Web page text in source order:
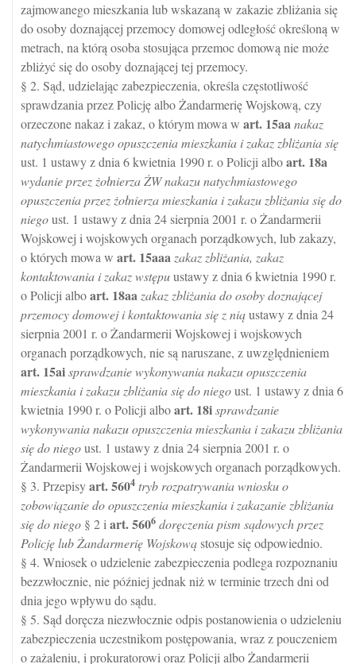
zajmowanego mieszkania lub wskazaną w zakazie zbliżania się
do osoby doznającej przemocy domowej odległość określoną w
metrach, na którą osoba stosująca przemoc domową nie może
zbliżyć się do osoby doznającej tej przemocy.
§ 2. Sąd, udzielając zabezpieczenia, określa częstotliwość
sprawdzania przez Policję albo Żandarmerię Wojskową, czy
orzeczone nakaz i zakaz, o którym mowa w art. 15aanakaz
natychmiastowego opuszczenia mieszkania i zakaz zbliżania się
ust. 1 ustawy z dnia 6 kwietnia 1990 r. o Policji alboart. 18a
wydanie przez żołnierza ŻW nakazu natychmiastowego
opuszczenia przez żołnierza mieszkania i zakazu zbliżania się do
niegoust. 1 ustawy z dnia 24 sierpnia 2001 r. o Żandarmerii
Wojskowej i wojskowych organach porządkowych, lub zakazy,
o których mowa w art. 15aaa zakaz zbliżania, zakaz
kontaktowania i zakaz wstępuustawy z dnia 6 kwietnia 1990 r.
o Policji alboart. 18aa zakaz zbliżania do osoby doznającej
przemocy domowej i kontaktowania się z niąustawy z dnia 24
sierpnia 2001 r. o Żandarmerii Wojskowej i wojskowych
organach porządkowych, nie są naruszane, z uwzględnieniem
art. 15aisprawdzanie wykonywania nakazu opuszczenia
mieszkania i zakazu zbliżania się do niegoust. 1 ustawy z dnia 6
kwietnia 1990 r. o Policji alboart. 18isprawdzanie
wykonywania nakazu opuszczenia mieszkania i zakazu zbliżania
się do niegoust. 1 ustawy z dnia 24 sierpnia 2001 r. o
Żandarmerii Wojskowej i wojskowych organach porządkowych.
§ 3. Przepisyart.5604 tryb rozpatrywania wniosku o
zobowiązanie do opuszczenia mieszkania i zakazanie zbliżania
się do niego § 2 i art.5606 doręczenia pism sądowych przez
Policję lub Żandarmerię Wojskowąstosuje się odpowiednio.
§ 4. Wniosek o udzielenie zabezpieczenia podlega rozpoznaniu
bezzwłocznie, nie później jednak niż w terminie trzech dni od
dnia jego wpływu do sądu.
§ 5. Sąd doręcza niezwłocznie odpis postanowienia o udzieleniu
zabezpieczenia uczestnikom postępowania, wraz z pouczeniem
o zażaleniu, i prokuratorowi oraz Policji albo Żandarmerii